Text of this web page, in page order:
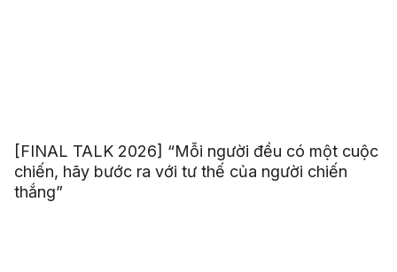
[FINAL TALK 2026] “Mỗi người đều có một cuộc
chiến, hãy bước ra với tư thế của người chiến
thắng”